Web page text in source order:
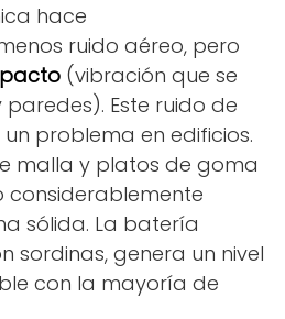
hace
ruido aéreo, pero
(vibración que se
Este ruido de
problema en edificios.
malla y platos de goma
considerablemente
sólida. La batería
sordinas, genera un nivel
con la mayoría de